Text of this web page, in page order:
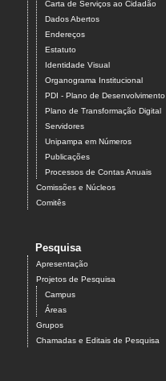
Carta de Serviços ao Cidadão
Dados Abertos
Endereços
Estatuto
Identidade Visual
Organograma Institucional
PDI - Plano de
Plano de Transformação Digital
Servidores
Unipampa em Números
Publicações
Processos de Contas Anuais
Comissões e Núcleos
Comitês
Pesquisa
Apresentação
Projetos de Pesquisa
Campus
Áreas
Grupos
Chamadas e Editais de Pesquisa